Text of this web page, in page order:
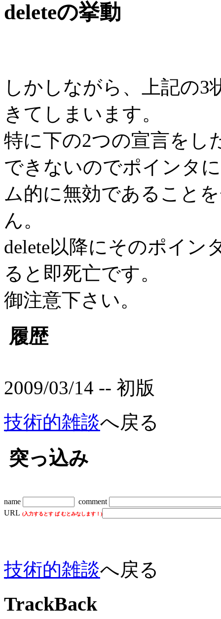
deleteの挙動
しかしながら、上記の3
きてしまいます。
特に下の2つの宣言をし
できないのでポインタに
ム的に無効であること
ん。
delete以降にそのポイン
ると即死亡です。
御注意下さい。
履歴
2009/03/14 -- 初版
技術的雑談へ戻る
突っ込み
name
comment
URL (入力するとす ぱ むとみなします！)
技術的雑談へ戻る
TrackBack